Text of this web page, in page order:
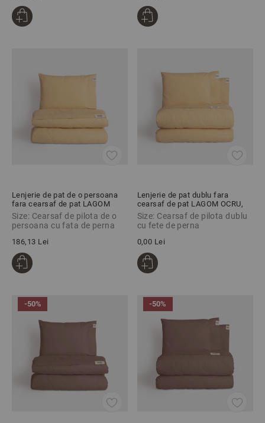
Lenjerie de pat de o persoana
fara cearsaf de pat LAGOM
OCRU, 100% bumbac ranforce, 2
piese
Size: Cearsaf de pilota de o
persoana cu fata de perna
186,13 Lei
Lenjerie de pat dublu fara
cearsaf de pat LAGOM OCRU,
100% bumbac ranforce, 3 piese
Size: Cearsaf de pilota dublu
cu fete de perna
0,00 Lei
-50% -50%